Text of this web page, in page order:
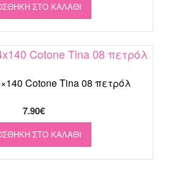
ΣΤΟ ΚΑΛΆΘΙ
Cotone Tina 08 πετρόλ
7.90€
ΣΤΟ ΚΑΛΆΘΙ